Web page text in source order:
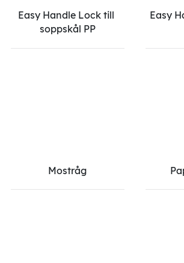
Easy Handle Lock till
soppskål PP
Easy
Mostråg